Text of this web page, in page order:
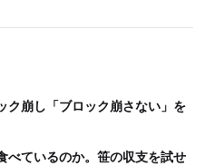
ク崩し「ブロック崩さない」を
べているのか。笹の収支を試せ